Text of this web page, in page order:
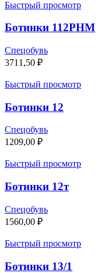
Быстрый просмотр
Ботинки 112РНМ
Спецобувь
3711,50 ₽
Быстрый просмотр
Ботинки 12
Спецобувь
1209,00 ₽
Быстрый просмотр
Ботинки 12т
Спецобувь
1560,00 ₽
Быстрый просмотр
Ботинки 13/1